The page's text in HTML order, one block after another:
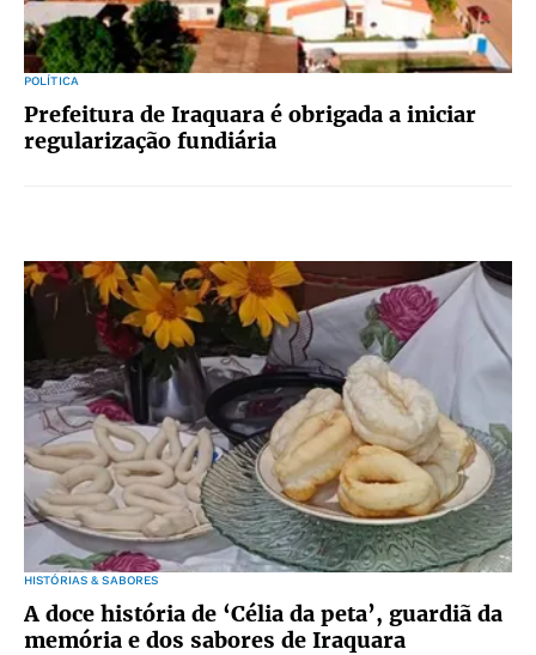
POLÍTICA
Prefeitura de Iraquara é obrigada a iniciar
regularização fundiária
HISTÓRIAS & SABORES
A doce história de ‘Célia da peta’, guardiã da
memória e dos sabores de Iraquara